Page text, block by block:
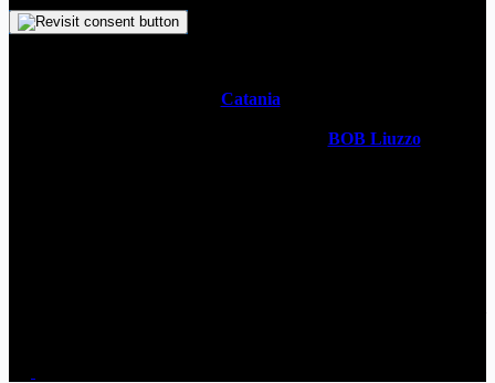
Catania
BOB Liuzzo, questo